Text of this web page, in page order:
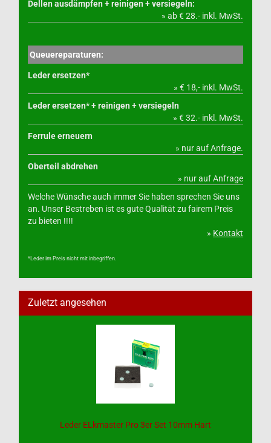
Dellen ausdämpfen + reinigen + versiegeln:
» ab € 28.- inkl. MwSt.
Queuereparaturen:
Leder ersetzen*
» € 18,- inkl. MwSt.
Leder ersetzen* + reinigen + versiegeln
» € 32.- inkl. MwSt.
Ferrule erneuern
» nur auf Anfrage.
Oberteil abdrehen
» nur auf Anfrage
Welche Wünsche auch immer Sie haben sprechen Sie uns
an. Unser Bestreben ist es gute Qualität zu fairem Preis
zu bieten !!!!
» Kontakt
*Leder im Preis nicht mit inbegriffen.
Zuletzt angesehen
Leder ELkmaster Pro 3er Set 10mm Hart